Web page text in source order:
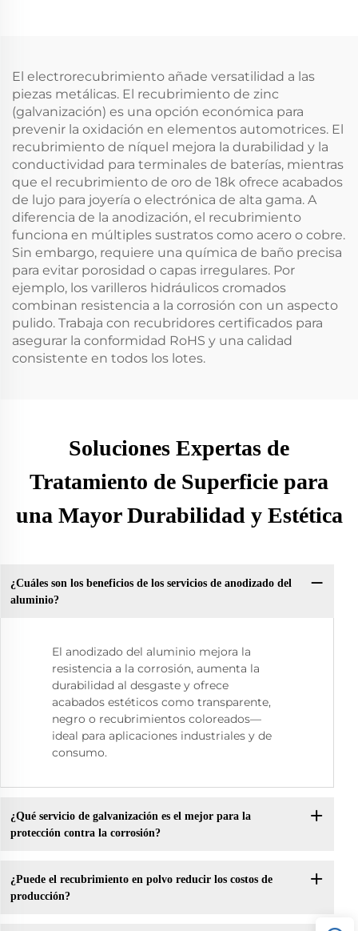
El electrorecubrimiento añade versatilidad a las
piezas metálicas. El recubrimiento de zinc
(galvanización) es una opción económica para
prevenir la oxidación en elementos automotrices. El
recubrimiento de níquel mejora la durabilidad y la
conductividad para terminales de baterías, mientras
que el recubrimiento de oro de 18k ofrece acabados
de lujo para joyería o electrónica de alta gama. A
diferencia de la anodización, el recubrimiento
funciona en múltiples sustratos como acero o cobre.
Sin embargo, requiere una química de baño precisa
para evitar porosidad o capas irregulares. Por
ejemplo, los varilleros hidráulicos cromados
combinan resistencia a la corrosión con un aspecto
pulido. Trabaja con recubridores certificados para
asegurar la conformidad RoHS y una calidad
consistente en todos los lotes.
Soluciones Expertas de
Tratamiento de Superficie para
una Mayor Durabilidad y Estética
¿Cuáles son los beneficios de los servicios de anodizado del
aluminio?
El anodizado del aluminio mejora la
resistencia a la corrosión, aumenta la
durabilidad al desgaste y ofrece
acabados estéticos como transparente,
negro o recubrimientos coloreados—
ideal para aplicaciones industriales y de
consumo.
¿Qué servicio de galvanización es el mejor para la
protección contra la corrosión?
¿Puede el recubrimiento en polvo reducir los costos de
producción?